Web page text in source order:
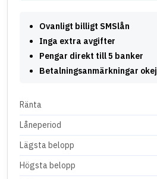
Ovanligt billigt SMSlån
Inga extra avgifter
Pengar direkt till 5 banker
Betalningsanmärkningar okej
Ränta
Låneperiod
Lägsta belopp
Högsta belopp